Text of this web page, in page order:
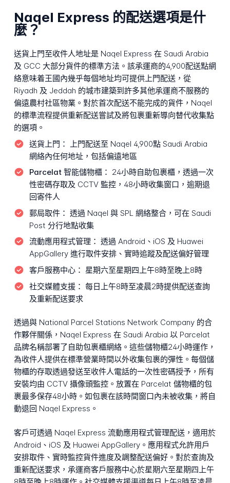
Naqel Express 的配送選項是什
麼？
送貨上門至收件人地址是 Naqel Express 在 Saudi Arabia
及 GCC 大部分貨件的標準方法。該承運商的4,900配送點網
絡意味着王國內幾乎每個地址均可提供上門配送，從
Riyadh 及 Jeddah 的城市建築到許多其他承運商不服務的
偏遠農村社區物業。對於首次配送不能完成的貨件，Naqel
的標準流程提供重新配送嘗試及將包裹重新導向替代收集點
的選項。
送貨上門： 上門配送至 Naqel 4,900點 Saudi Arabia
網絡內任何地址，包括偏遠地區
Parcelat 智能儲物櫃： 24小時自助包裹櫃，透過一次
性密碼存取及 CCTV 監控，48小時收集窗口，逾期退
回寄件人
郵局取件： 透過 Naqel 與 SPL 網絡整合，可在 Saudi
Post 分行地點收集
流動應用程式管理： 透過 Android、iOS 及 Huawei
AppGallery 進行取件安排、實時追蹤及配送偏好管理
客戶服務中心： 星期六至星期四上午8時至晚上8時
社交媒體支援： 每日上午8時至凌晨2時提供配送查詢
及重新配送要求
透過與 National Parcel Stations Network Company 的合
作夥伴關係，Naqel Express 在 Saudi Arabia 以 Parcelat
品牌名稱部署了自助包裹櫃網絡。這些儲物櫃24小時運作，
為收件人提供在標準營業時間以外收集包裹的彈性。每個儲
物櫃的存取透過發送至收件人電話的一次性密碼授予，所有
安裝均由 CCTV 攝像頭監控。放置在 Parcelat 儲物櫃的包
裹最多保存48小時。如包裹在該時間窗口內未被收集，將自
動退回 Naqel Express。
客戶可透過 Naqel Express 流動應用程式管理配送，適用於
Android、iOS 及 Huawei AppGallery。應用程式允許用戶
安排取件、實時監控貨件進度及調整配送偏好。對於查詢及
重新配送要求，承運商客戶服務中心於星期六至星期四上午